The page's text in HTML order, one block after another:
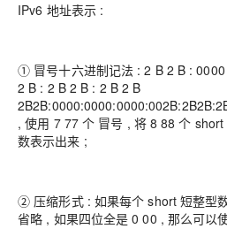
IPv6 地址表示 :
① 冒号十六进制记法 : 2 B 2 B :
2 B : 2 B 2 B : 2 B 2 B
, 使用 7 77 个 冒号 , 将 8 88 个
数表示出来 ;
② 压缩形式 : 如果每个 short 短整型
省略 , 如果四位全是 0 00 , 那么可以